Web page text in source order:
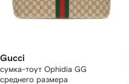
Gucci
сумка-тоут Ophidia GG
среднего размера